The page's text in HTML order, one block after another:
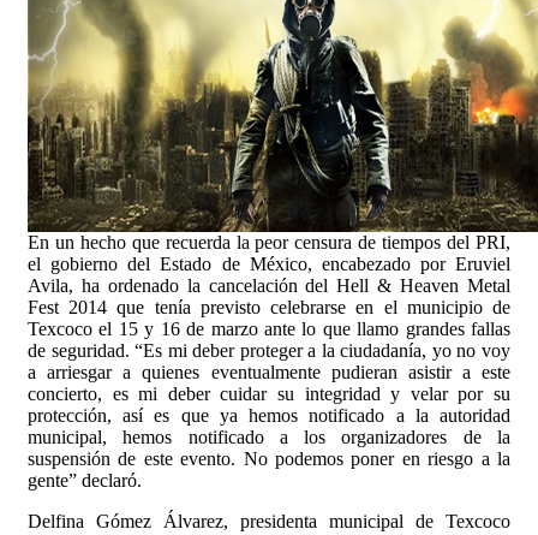
En un hecho que recuerda la peor censura de tiempos del PRI,
el gobierno del Estado de México, encabezado por Eruviel
Avila, ha ordenado la cancelación del Hell & Heaven Metal
Fest 2014 que tenía previsto celebrarse en el municipio de
Texcoco el 15 y 16 de marzo ante lo que llamo grandes fallas
de seguridad. “Es mi deber proteger a la ciudadanía, yo no voy
a arriesgar a quienes eventualmente pudieran asistir a este
concierto, es mi deber cuidar su integridad y velar por su
protección, así es que ya hemos notificado a la autoridad
municipal, hemos notificado a los organizadores de la
suspensión de este evento. No podemos poner en riesgo a la
gente” declaró.
Delfina Gómez Álvarez, presidenta municipal de Texcoco